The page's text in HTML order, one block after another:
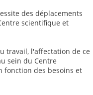
des déplacements
scientifique et
travail, l'affectation de ce
sein du Centre
fonction des besoins et